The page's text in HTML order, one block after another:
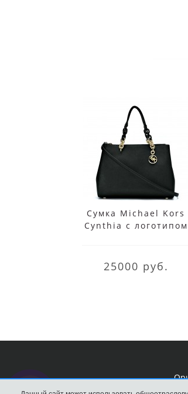
Сумка Michael Kors
Cynthia с логотипом
25000 руб.